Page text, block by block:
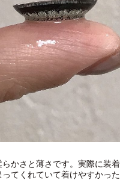
かさと薄さです。実際に装
てくれていて着けやすかった